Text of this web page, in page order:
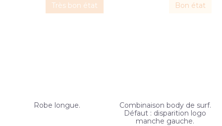
Très bon état
Robe longue.
Bon état
Combinaison body de surf.
Défaut : disparition logo
manche gauche.